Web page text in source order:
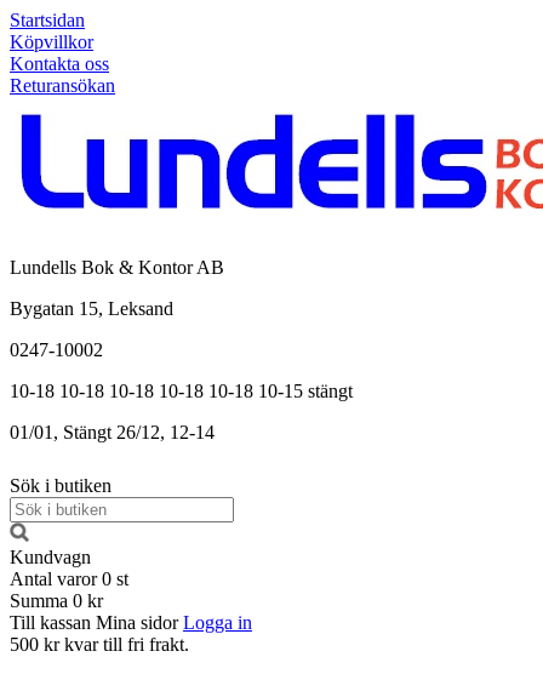
Startsidan
Köpvillkor
Kontakta oss
Returansökan
Lundells Bok & Kontor AB
Bygatan 15, Leksand
0247-10002
10-18 10-18 10-18 10-18 10-18 10-15 stängt
01/01, Stängt 26/12, 12-14
Sök i butiken
Kundvagn
Antal varor 0 st
Summa 0 kr
Till kassan Mina sidor Logga in
500 kr kvar till fri frakt.